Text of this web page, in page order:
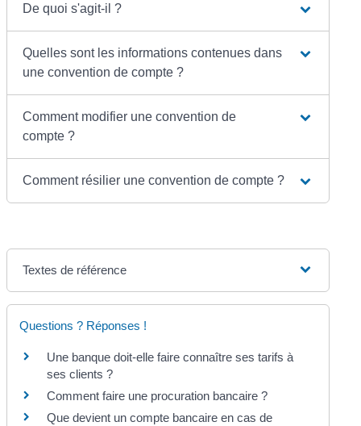
De quoi s'agit-il ?
Quelles sont les informations contenues dans
une convention de compte ?
Comment modifier une convention de
compte ?
Comment résilier une convention de compte ?
Textes de référence
Questions ? Réponses !
Une banque doit-elle faire connaître ses tarifs à
ses clients ?
Comment faire une procuration bancaire ?
Que devient un compte bancaire en cas de